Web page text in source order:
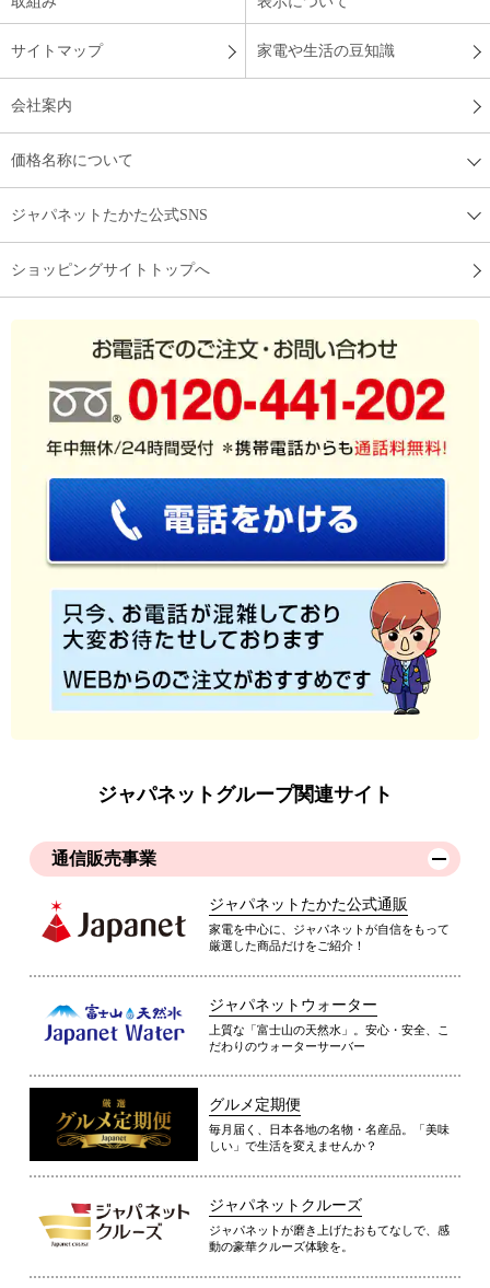
サイトマップ 家電や生活の豆知識
会社案内
価格名称について
ジャパネットたかた公式SNS
ショッピングサイトトップへ
ジャパネットグループ関連サイト
通信販売事業
ジャパネットたかた公式通販
家電を中心に、ジャパネットが自信をもって
厳選した商品だけをご紹介！
ジャパネットウォーター
上質な「富士山の天然水」。安心・安全、こ
だわりのウォーターサーバー
グルメ定期便
毎月届く、日本各地の名物・名産品。「美味
しい」で生活を変えませんか？
ジャパネットクルーズ
ジャパネットが磨き上げたおもてなしで、感
動の豪華クルーズ体験を。